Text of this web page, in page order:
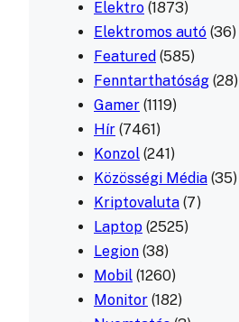
Elektro (1873)
Elektromos autó (36)
Featured (585)
Fenntarthatóság (28)
Gamer (1119)
Hír (7461)
Konzol (241)
Közösségi Média (35)
Kriptovaluta (7)
Laptop (2525)
Legion (38)
Mobil (1260)
Monitor (182)